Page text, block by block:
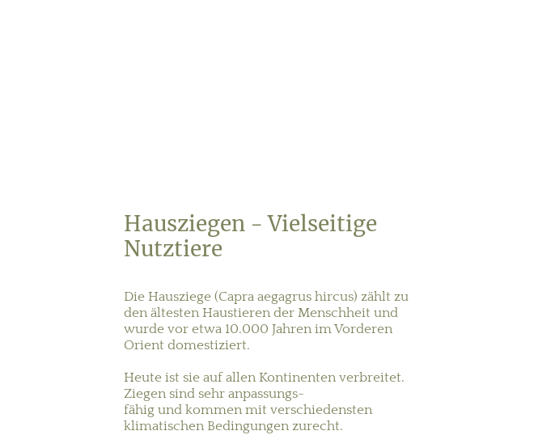
Hausziegen - Vielseitige
Nutztiere
Die Hausziege (Capra aegagrus hircus) zählt zu
den ältesten Haustieren der Menschheit und
wurde vor etwa 10.000 Jahren im Vorderen
Orient domestiziert.
Heute ist sie auf allen Kontinenten verbreitet.
Ziegen sind sehr anpassungs-
fähig und kommen mit verschiedensten
klimatischen Bedingungen zurecht.